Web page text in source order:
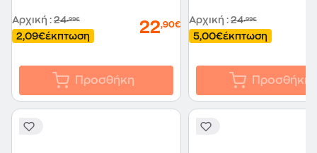
Αρχική : 24,99€
2,09€έκπτωση 22,90€
Προσθήκη
Αρχική : 24,99€
5,00€έκπτωση
Προσθήκη